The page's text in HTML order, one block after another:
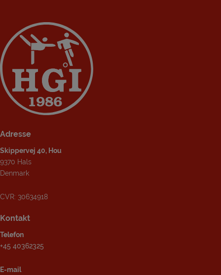
Adresse
Skippervej 40, Hou
9370 Hals
Denmark
CVR: 30634918
Kontakt
Telefon
+45 40362325
E-mail